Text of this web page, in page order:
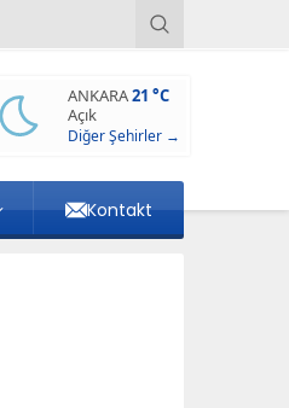
ANKARA21 °C
Açık
Diğer Şehirler →
Kontakt